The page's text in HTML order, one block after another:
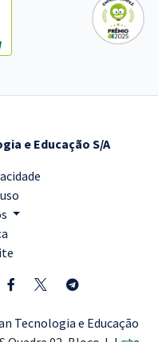
e Educação S/A
Tecnologia e Educação